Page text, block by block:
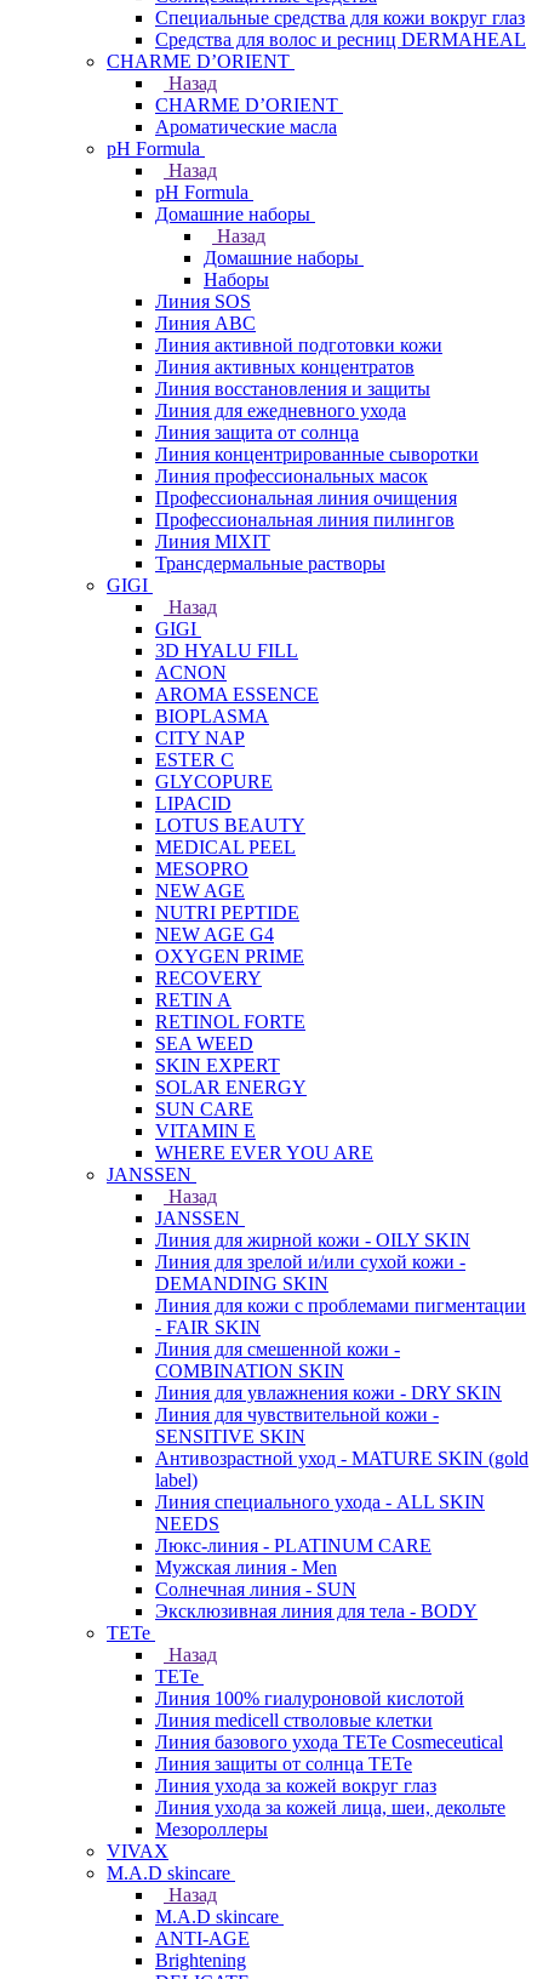
Специальные средства для кожи вокруг глаз
Средства для волос и ресниц DERMAHEAL
CHARME D’ORIENT
Назад
CHARME D’ORIENT
Ароматические масла
pH Formula
Назад
pH Formula
Домашние наборы
Назад
Домашние наборы
Наборы
Линия SOS
Линия АВС
Линия активной подготовки кожи
Линия активных концентратов
Линия восстановления и защиты
Линия для ежедневного ухода
Линия защита от солнца
Линия концентрированные сыворотки
Линия профессиональных масок
Профессиональная линия очищения
Профессиональная линия пилингов
Линия MIXIT
Трансдермальные растворы
GIGI
Назад
GIGI
3D HYALU FILL
ACNON
AROMA ESSENCE
BIOPLASMA
CITY NAP
ESTER C
GLYCOPURE
LIPACID
LOTUS BEAUTY
MEDICAL PEEL
MESOPRO
NEW AGE
NUTRI PEPTIDE
NEW AGE G4
OXYGEN PRIME
RECOVERY
RETIN A
RETINOL FORTE
SEA WEED
SKIN EXPERT
SOLAR ENERGY
SUN CARE
VITAMIN E
WHERE EVER YOU ARE
JANSSEN
Назад
JANSSEN
Линия для жирной кожи - OILY SKIN
Линия для зрелой и/или сухой кожи -
DEMANDING SKIN
Линия для кожи с проблемами пигментации
- FAIR SKIN
Линия для смешенной кожи -
COMBINATION SKIN
Линия для увлажнения кожи - DRY SKIN
Линия для чувствительной кожи -
SENSITIVE SKIN
Антивозрастной уход - MATURE SKIN (gold
label)
Линия специального ухода - ALL SKIN
NEEDS
Люкс-линия - PLATINUM CARE
Мужская линия - Men
Солнечная линия - SUN
Эксклюзивная линия для тела - BODY
TETe
Назад
TETe
Линия 100% гиалуроновой кислотой
Линия medicell стволовые клетки
Линия базового ухода TETe Cosmeceutical
Линия защиты от солнца TETe
Линия ухода за кожей вокруг глаз
Линия ухода за кожей лица, шеи, декольте
Мезороллеры
VIVAX
M.A.D skincare
Назад
M.A.D skincare
ANTI-AGE
Brightening